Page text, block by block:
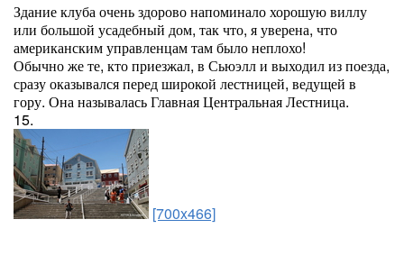
Здание клуба очень здорово напоминало хорошую виллу
или большой усадебный дом, так что, я уверена, что
американским управленцам там было неплохо!
Обычно же те, кто приезжал, в Сьюэлл и выходил из поезда,
сразу оказывался перед широкой лестницей, ведущей в
гору. Она называлась Главная Центральная Лестница.
15.
[700x466]